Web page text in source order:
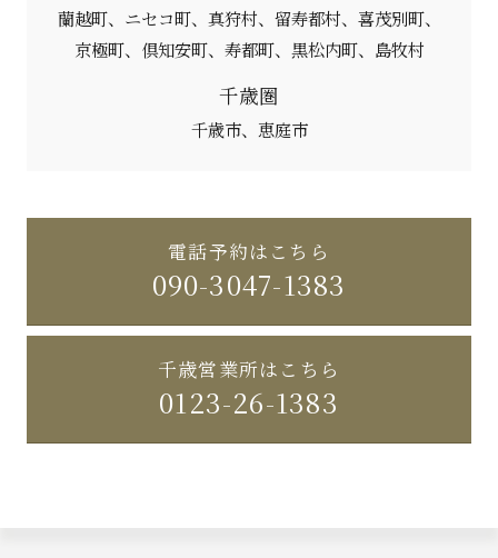
蘭越町 ニセコ町 真狩村 留寿都村
喜茂別町
京極町
倶知安町 寿都町 黒松内町 島牧村
千歳圏
千歳市 恵庭市
電話予約はこちら
090-3047-1383
千歳営業所はこちら
0123-26-1383